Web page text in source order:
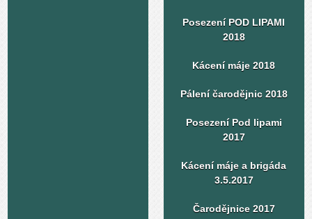
Posezení POD LIPAMI
2018
Kácení máje 2018
Pálení čarodějnic 2018
Posezení Pod lipami
2017
Kácení máje a brigáda
3.5.2017
Čarodějnice 2017